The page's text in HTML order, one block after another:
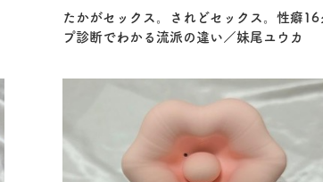
たかがセックス。されどセックス。性癖16
プ診断でわかる流派の違い／妹尾ユウカ